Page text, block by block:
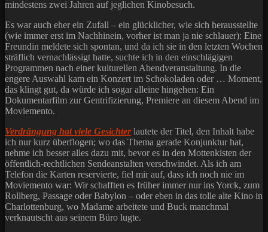
mindestens zwei Jahren auf jeglichen Kinobesuch.
Es war auch eher ein Zufall – ein glücklicher, wie sich herausstellte
(wie immer erst im Nachhinein, vorher ist man ja nie schlauer): Eine
Freundin meldete sich spontan, und da ich sie in den letzten Wochen
sträflich vernachlässigt hatte, suchte ich in den einschlägigen
Programmen nach einer kulturellen Abendveranstaltung. In die
engere Auswahl kam ein Konzert im Schokoladen oder … Moment,
das klingt gut, da würde ich sogar alleine hingehen: Ein
Dokumentarfilm zur Gentrifizierung, Premiere an diesem Abend im
Moviemento.
Verdrängung hat viele Gesichterlautete der Titel, den Inhalt habe
ich nur kurz überflogen; wo das Thema gerade Konjunktur hat,
nehme ich besser alles dazu mit, bevor es in den Mottenkisten der
öffentlich-rechtlichen Sendeanstalten verschwindet. Als ich am
Telefon die Karten reservierte, fiel mir auf, dass ich noch nie im
Moviemento war: Wir schafften es früher immer nur ins Yorck, zum
Rollberg, Passage oder Babylon – oder eben in das tolle alte Kino in
Charlottenburg, wo Madame arbeitete und Buck manchmal
verknautscht aus seinem Büro lugte.